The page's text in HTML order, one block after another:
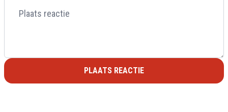
PLAATS REACTIE